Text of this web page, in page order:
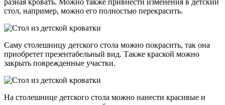
разная кровать. Можно также привнести изменения в детский
стол, например, можно его полностью перекрасить.
Саму столешницу детского стола можно покрасить, так она
приобретет презентабельный вид. Также краской можно
закрыть поврежденные участки.
На столешнице детского стола можно нанести красивые и